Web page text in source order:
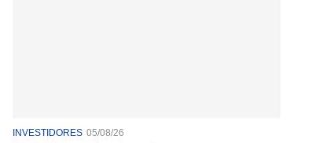
INVESTIDORES 05/08/26